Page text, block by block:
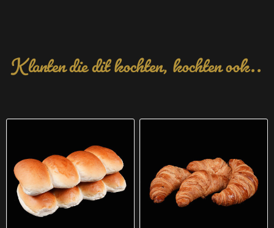
Klanten die dit kochten, kochten ook..